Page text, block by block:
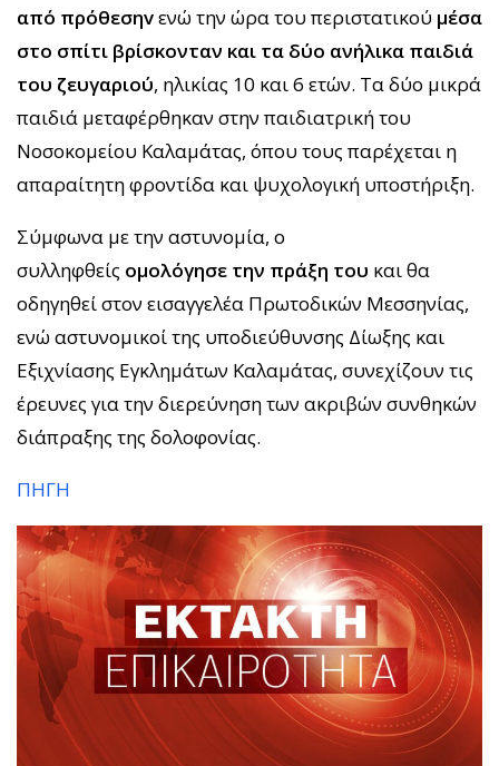
από πρόθεσηvενώ την ώρα του περιστατικού μέσα
στο σπίτι βρίσκονταν και τα δύο ανήλικα παιδιά
του ζευγαριού, ηλικίας 10 και 6 ετών. Τα δύο μικρά
παιδιά μεταφέρθηκαν στην παιδιατρική του
Νοσοκομείου Καλαμάτας, όπου τους παρέχεται η
απαραίτητη φροντίδα και ψυχολογική υποστήριξη.
Σύμφωνα με την αστυνομία, ο
συλληφθείς ομολόγησε την πράξη του και θα
οδηγηθεί στον εισαγγελέα Πρωτοδικών Μεσσηνίας,
ενώ αστυνομικοί της υποδιεύθυνσης Δίωξης και
Εξιχνίασης Εγκλημάτων Καλαμάτας, συνεχίζουν τις
έρευνες για την διερεύνηση των ακριβών συνθηκών
διάπραξης της δολοφονίας.
ΠΗΓΗ